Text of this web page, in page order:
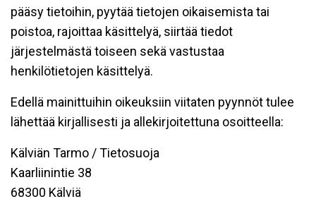
pääsy tietoihin, pyytää tietojen oikaisemista tai
poistoa, rajoittaa käsittelyä, siirtää tiedot
järjestelmästä toiseen sekä vastustaa
henkilötietojen käsittelyä.
Edellä mainittuihin oikeuksiin viitaten pyynnöt tulee
lähettää kirjallisesti ja allekirjoitettuna osoitteella:
Kälviän Tarmo / Tietosuoja
Kaarliinintie 38
68300 Kälviä